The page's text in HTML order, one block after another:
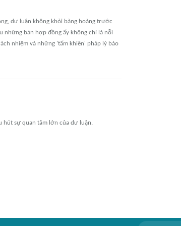
dư luận không khỏi bàng hoàng trước
những bản hợp đồng ấy không chỉ là nỗi
nhiệm và những 'tấm khiên' pháp lý bảo
hút sự quan tâm lớn của dư luận.